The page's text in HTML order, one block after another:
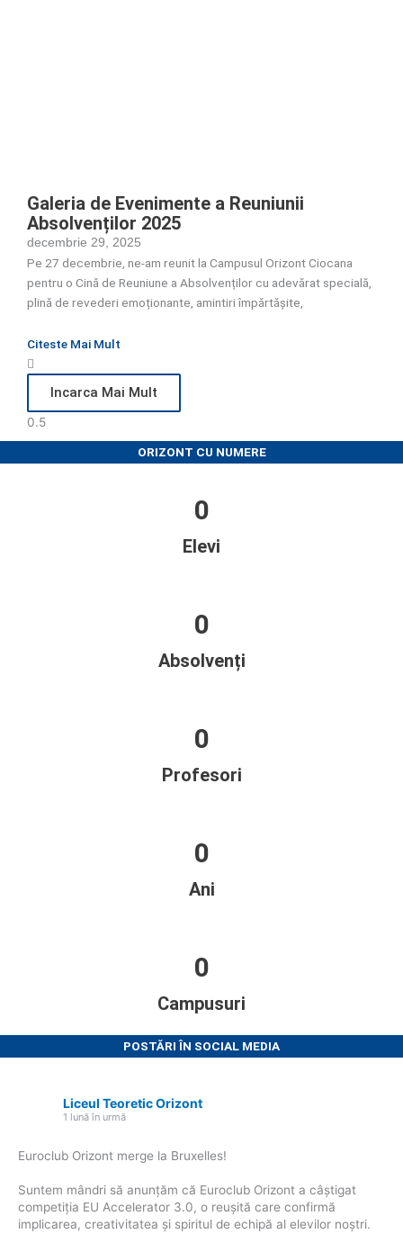
Galeria de Evenimente a Reuniunii
Absolvenților 2025
decembrie 29, 2025
Pe 27 decembrie, ne-am reunit la Campusul Orizont Ciocana
pentru o Cină de Reuniune a Absolvenților cu adevărat specială,
plină de revederi emoționante, amintiri împărtășite,
Citeste Mai Mult
Incarca Mai Mult
ORIZONT CU NUMERE​
Elevi
0
Absolvenți
0
Profesori
0
Ani
0
Campusuri
0
POSTĂRI ÎN SOCIAL MEDIA
Liceul Teoretic Orizont
1 lună în urmă
Euroclub Orizont merge la Bruxelles!
Suntem mândri să anunțăm că Euroclub Orizont a câștigat
competiția EU Accelerator 3.0, o reușită care confirmă
implicarea, creativitatea și spiritul de echipă al elevilor noștri.